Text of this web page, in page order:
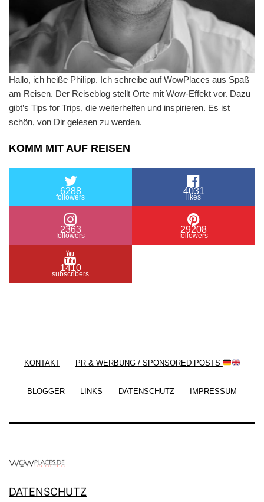
Hallo, ich heiße Philipp. Ich schreibe auf WowPlaces aus Spaß
am Reisen. Der Reiseblog stellt Orte mit Wow-Effekt vor. Dazu
gibt’s Tips for Trips, die weiterhelfen und inspirieren. Es ist
schön, von Dir gelesen zu werden.
KOMM MIT AUF REISEN
6288
followers
4031
likes
2363
followers
29208
followers
1410
subscribers
KONTAKT PR & WERBUNG / SPONSORED POSTS
BLOGGER LINKS DATENSCHUTZ IMPRESSUM
DATENSCHUTZ